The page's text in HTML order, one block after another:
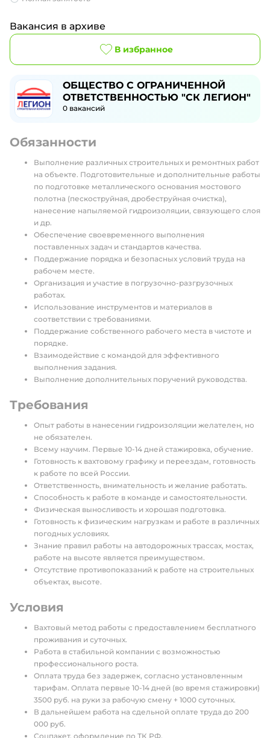
Вакансия в архиве
В избранное
ОБЩЕСТВО С ОГРАНИЧЕННОЙ
ОТВЕТСТВЕННОСТЬЮ "СК ЛЕГИОН"
0 вакансий
Обязанности
Выполнение различных строительных и ремонтных работ
на объекте. Подготовительные и дополнительные работы
по подготовке металлического основания мостового
полотна (пескоструйная, дробеструйная очистка),
нанесение напыляемой гидроизоляции, связующего слоя
и др.
Обеспечение своевременного выполнения
поставленных задач и стандартов качества.
Поддержание порядка и безопасных условий труда на
рабочем месте.
Организация и участие в погрузочно-разгрузочных
работах.
Использование инструментов и материалов в
соответствии с требованиями.
Поддержание собственного рабочего места в чистоте и
порядке.
Взаимодействие с командой для эффективного
выполнения задания.
Выполнение дополнительных поручений руководства.
Требования
Опыт работы в нанесении гидроизоляции желателен, но
не обязателен.
Всему научим. Первые 10-14 дней стажировка, обучение.
Готовность к вахтовому графику и переездам, готовность
к работе по всей России.
Ответственность, внимательность и желание работать.
Способность к работе в команде и самостоятельности.
Физическая выносливость и хорошая подготовка.
Готовность к физическим нагрузкам и работе в различных
погодных условиях.
Знание правил работы на автодорожных трассах, мостах,
работе на высоте является преимуществом.
Отсутствие противопоказаний к работе на строительных
объектах, высоте.
Условия
Вахтовый метод работы с предоставлением бесплатного
проживания и суточных.
Работа в стабильной компании с возможностью
профессионального роста.
Оплата труда без задержек, согласно установленным
тарифам. Оплата первые 10-14 дней (во время стажировки)
3500 руб. на руки за рабочую смену + 1000 суточных.
В дальнейшем работа на сдельной оплате труда до 200
000 руб.
Соцпакет, оформление по ТК РФ.